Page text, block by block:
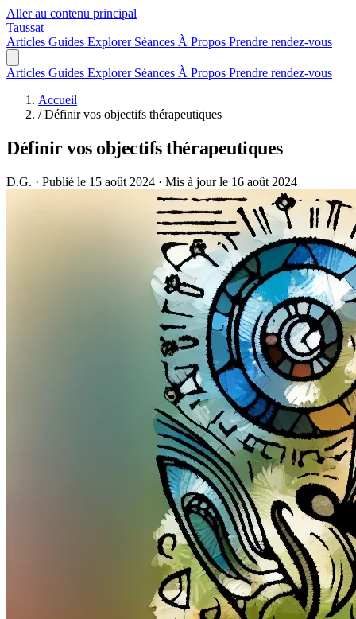
Aller au contenu principal
Taussat
Articles Guides Explorer Séances À Propos Prendre rendez-vous
Articles Guides Explorer Séances À Propos Prendre rendez-vous
Accueil
/ Définir vos objectifs thérapeutiques
Définir vos objectifs thérapeutiques
D.G. · Publié le 15 août 2024 · Mis à jour le 16 août 2024